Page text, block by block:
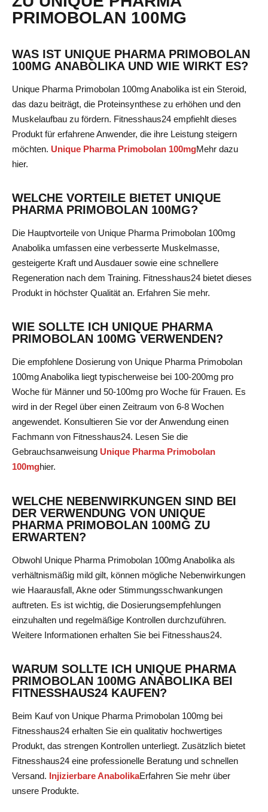
PRIMOBOLAN 100MG
WAS IST UNIQUE PHARMA PRIMOBOLAN
100MG ANABOLIKA UND WIE WIRKT ES?
Unique Pharma Primobolan 100mg Anabolika ist ein Steroid,
das dazu beiträgt, die Proteinsynthese zu erhöhen und den
Muskelaufbau zu fördern. Fitnesshaus24 empfiehlt dieses
Produkt für erfahrene Anwender, die ihre Leistung steigern
möchten. Unique Pharma Primobolan 100mgMehr dazu
hier.
WELCHE VORTEILE BIETET UNIQUE
PHARMA PRIMOBOLAN 100MG?
Die Hauptvorteile von Unique Pharma Primobolan 100mg
Anabolika umfassen eine verbesserte Muskelmasse,
gesteigerte Kraft und Ausdauer sowie eine schnellere
Regeneration nach dem Training. Fitnesshaus24 bietet dieses
Produkt in höchster Qualität an. Erfahren Sie mehr.
WIE SOLLTE ICH UNIQUE PHARMA
PRIMOBOLAN 100MG VERWENDEN?
Die empfohlene Dosierung von Unique Pharma Primobolan
100mg Anabolika liegt typischerweise bei 100-200mg pro
Woche für Männer und 50-100mg pro Woche für Frauen. Es
wird in der Regel über einen Zeitraum von 6-8 Wochen
angewendet. Konsultieren Sie vor der Anwendung einen
Fachmann von Fitnesshaus24. Lesen Sie die
Gebrauchsanweisung Unique Pharma Primobolan
100mghier.
WELCHE NEBENWIRKUNGEN SIND BEI
DER VERWENDUNG VON UNIQUE
PHARMA PRIMOBOLAN 100MG ZU
ERWARTEN?
Obwohl Unique Pharma Primobolan 100mg Anabolika als
verhältnismäßig mild gilt, können mögliche Nebenwirkungen
wie Haarausfall, Akne oder Stimmungsschwankungen
auftreten. Es ist wichtig, die Dosierungsempfehlungen
einzuhalten und regelmäßige Kontrollen durchzuführen.
Weitere Informationen erhalten Sie bei Fitnesshaus24.
WARUM SOLLTE ICH UNIQUE PHARMA
PRIMOBOLAN 100MG ANABOLIKA BEI
FITNESSHAUS24 KAUFEN?
Beim Kauf von Unique Pharma Primobolan 100mg bei
Fitnesshaus24 erhalten Sie ein qualitativ hochwertiges
Produkt, das strengen Kontrollen unterliegt. Zusätzlich bietet
Fitnesshaus24 eine professionelle Beratung und schnellen
Versand. Injizierbare AnabolikaErfahren Sie mehr über
unsere Produkte.